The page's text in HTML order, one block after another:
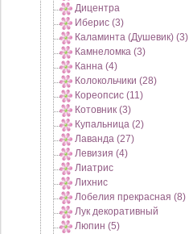
Дицентра
Иберис (3)
Каламинта (Душевик) (3)
Камнеломка (3)
Канна (4)
Колокольчики (28)
Кореопсис (11)
Котовник (3)
Купальница (2)
Лаванда (27)
Левизия (4)
Лиатрис
Лихнис
Лобелия прекрасная (8)
Лук декоративный
Люпин (5)